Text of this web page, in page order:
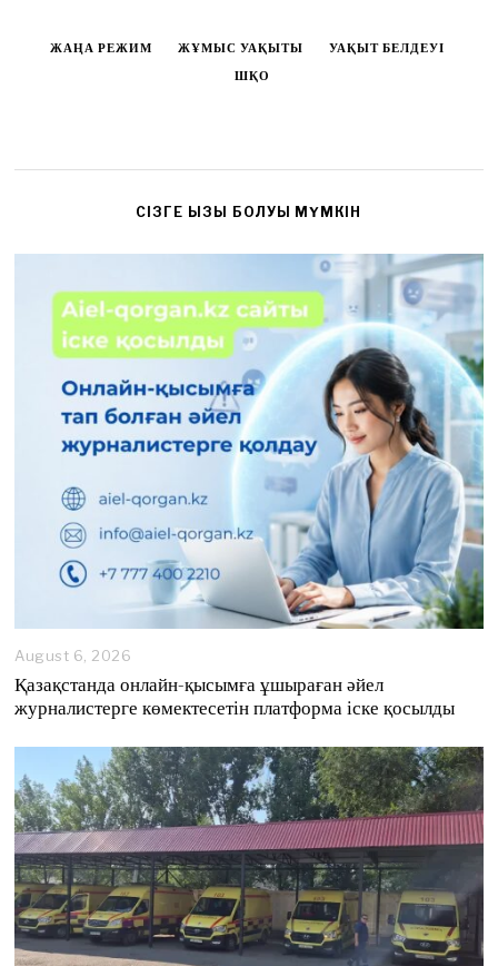
ЖАҢА РЕЖИМ ЖҰМЫС УАҚЫТЫ
УАҚЫТ БЕЛДЕУІ
ШҚО
CІЗГЕ ҚЫЗЫҚ БОЛУЫ МҮМКІН
August 6, 2026
g
u
t
6
,
2
0
2
6
Қазақстанда онлайн-қысымға ұшыраған әйел
журналистерге көмектесетін платформа іске қосылды